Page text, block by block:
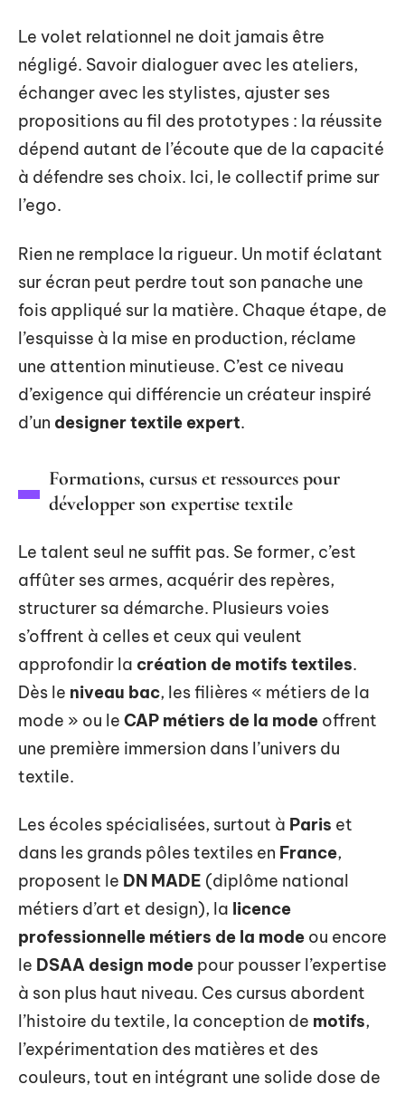
Le volet relationnel ne doit jamais être
négligé. Savoir dialoguer avec les ateliers,
échanger avec les stylistes, ajuster ses
propositions au fil des prototypes : la réussite
dépend autant de l’écoute que de la capacité
à défendre ses choix. Ici, le collectif prime sur
l’ego.
Rien ne remplace la rigueur. Un motif éclatant
sur écran peut perdre tout son panache une
fois appliqué sur la matière. Chaque étape, de
l’esquisse à la mise en production, réclame
une attention minutieuse. C’est ce niveau
d’exigence qui différencie un créateur inspiré
d’un designer textile expert.
Formations, cursus et ressources pour
développer son expertise textile
Le talent seul ne suffit pas. Se former, c’est
affûter ses armes, acquérir des repères,
structurer sa démarche. Plusieurs voies
s’offrent à celles et ceux qui veulent
approfondir la création de motifs textiles.
Dès le niveau bac, les filières « métiers de la
mode » ou le CAP métiers de la mode offrent
une première immersion dans l’univers du
textile.
Les écoles spécialisées, surtout à Paris et
dans les grands pôles textiles en France,
proposent le DN MADE (diplôme national
métiers d’art et design), la licence
professionnelle métiers de la mode ou encore
le DSAA design mode pour pousser l’expertise
à son plus haut niveau. Ces cursus abordent
l’histoire du textile, la conception de motifs,
l’expérimentation des matières et des
couleurs, tout en intégrant une solide dose de